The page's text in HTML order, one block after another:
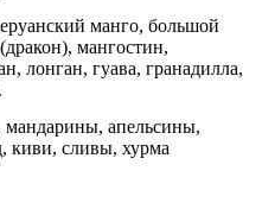
манго, большой
мангостин,
лонган, гуава, гранадилла,
мандарины, апельсины,
киви, сливы, хурма